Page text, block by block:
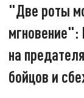
"Две роты
на
бойцов и